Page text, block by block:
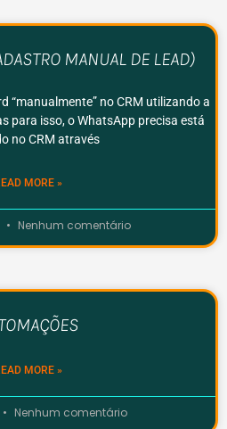
MANUAL DE LEAD)
“manualmente” no CRM utilizando a
para isso, o WhatsApp precisa está
no CRM através
MORE »
Nenhum comentário
MORE »
Nenhum comentário